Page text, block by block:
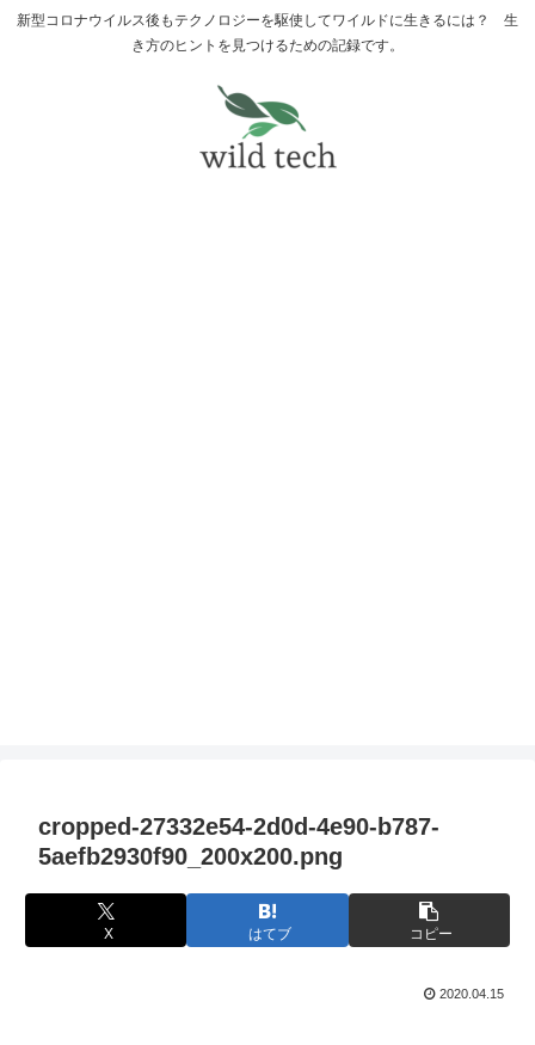
新型コロナウイルス後もテクノロジーを駆使してワイルドに生きるには？ 生
き方のヒントを見つけるための記録です。
cropped-27332e54-2d0d-4e90-b787-
5aefb2930f90_200x200.png
X はてブ コピー
2020.04.15